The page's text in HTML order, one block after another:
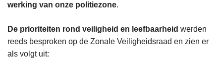
werking van onze politiezone.
De prioriteiten rond veiligheid en leefbaarheid werden
reeds besproken op de Zonale Veiligheidsraad en zien er
als volgt uit: